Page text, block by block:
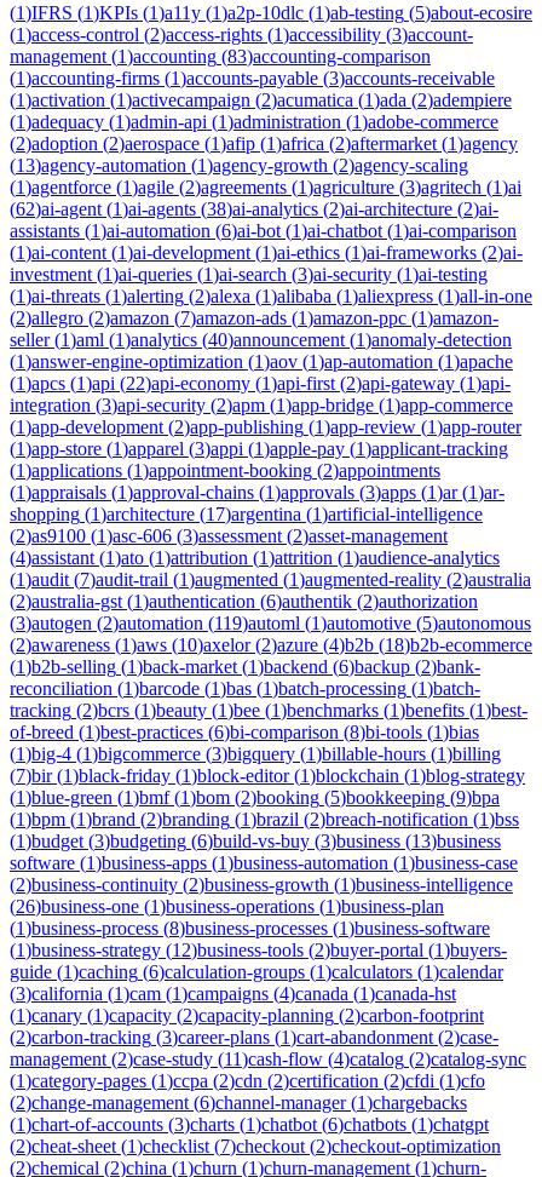
(1)IFRS (1)KPIs (1)a11y (1)a2p-10dlc (1)ab-testing (5)about-ecosire
(1)access-control (2)access-rights (1)accessibility (3)account-
management (1)accounting (83)accounting-comparison
(1)accounting-firms (1)accounts-payable (3)accounts-receivable
(1)activation (1)activecampaign (2)acumatica (1)ada (2)adempiere
(1)adequacy (1)admin-api (1)administration (1)adobe-commerce
(2)adoption (2)aerospace (1)afip (1)africa (2)aftermarket (1)agency
(13)agency-automation (1)agency-growth (2)agency-scaling
(1)agentforce (1)agile (2)agreements (1)agriculture (3)agritech (1)ai
(62)ai-agent (1)ai-agents (38)ai-analytics (2)ai-architecture (2)ai-
assistants (1)ai-automation (6)ai-bot (1)ai-chatbot (1)ai-comparison
(1)ai-content (1)ai-development (1)ai-ethics (1)ai-frameworks (2)ai-
investment (1)ai-queries (1)ai-search (3)ai-security (1)ai-testing
(1)ai-threats (1)alerting (2)alexa (1)alibaba (1)aliexpress (1)all-in-one
(2)allegro (2)amazon (7)amazon-ads (1)amazon-ppc (1)amazon-
seller(1)aml (1)analytics (40)announcement (1)anomaly-detection
(1)answer-engine-optimization (1)aov (1)ap-automation (1)apache
(1)apcs (1)api (22)api-economy (1)api-first (2)api-gateway (1)api-
integration (3)api-security (2)apm (1)app-bridge (1)app-commerce
(1)app-development (2)app-publishing (1)app-review (1)app-router
(1)app-store (1)apparel (3)appi (1)apple-pay (1)applicant-tracking
(1)applications (1)appointment-booking (2)appointments
(1)appraisals (1)approval-chains (1)approvals (3)apps (1)ar(1)ar-
shopping (1)architecture (17)argentina (1)artificial-intelligence
(2)as9100 (1)asc-606 (3)assessment (2)asset-management
(4)assistant (1)ato (1)attribution (1)attrition (1)audience-analytics
(1)audit (7)audit-trail (1)augmented (1)augmented-reality (2)australia
(2)australia-gst (1)authentication (6)authentik (2)authorization
(3)autogen (2)automation (119)automl (1)automotive (5)autonomous
(2)awareness (1)aws (10)axelor(2)azure (4)b2b (18)b2b-ecommerce
(1)b2b-selling (1)back-market (1)backend (6)backup (2)bank-
reconciliation (1)barcode (1)bas (1)batch-processing (1)batch-
tracking (2)bcrs (1)beauty (1)bee (1)benchmarks (1)benefits (1)best-
of-breed (1)best-practices (6)bi-comparison (8)bi-tools (1)bias
(1)big-4 (1)bigcommerce (3)bigquery (1)billable-hours (1)billing
(7)bir(1)black-friday (1)block-editor(1)blockchain (1)blog-strategy
(1)blue-green (1)bmf(1)bom (2)booking (5)bookkeeping (9)bpa
(1)bpm (1)brand (2)branding (1)brazil (2)breach-notification (1)bss
(1)budget (3)budgeting (6)build-vs-buy (3)business (13)business
software (1)business-apps (1)business-automation (1)business-case
(2)business-continuity (2)business-growth (1)business-intelligence
(26)business-one (1)business-operations (1)business-plan
(1)business-process (8)business-processes (1)business-software
(1)business-strategy (12)business-tools (2)buyer-portal (1)buyers-
guide (1)caching (6)calculation-groups (1)calculators (1)calendar
(3)california (1)cam (1)campaigns (4)canada (1)canada-hst
(1)canary (1)capacity (2)capacity-planning (2)carbon-footprint
(2)carbon-tracking (3)career-plans (1)cart-abandonment (2)case-
management (2)case-study (11)cash-flow (4)catalog (2)catalog-sync
(1)category-pages (1)ccpa (2)cdn (2)certification (2)cfdi (1)cfo
(2)change-management (6)channel-manager(1)chargebacks
(1)chart-of-accounts (3)charts (1)chatbot (6)chatbots (1)chatgpt
(2)cheat-sheet (1)checklist (7)checkout (2)checkout-optimization
(2)chemical (2)china (1)churn (1)churn-management (1)churn-